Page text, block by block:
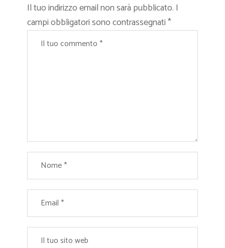
Il tuo indirizzo email non sarà pubblicato. I
campi obbligatori sono contrassegnati*